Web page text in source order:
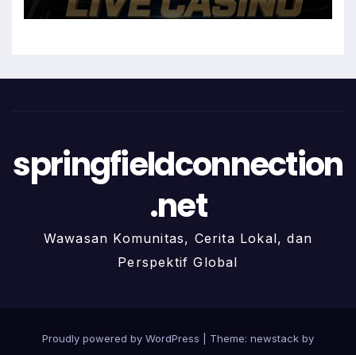
springfieldconnection
.net
Wawasan Komunitas, Cerita Lokal, dan
Perspektif Global
Proudly powered by WordPress
Theme: newstack by